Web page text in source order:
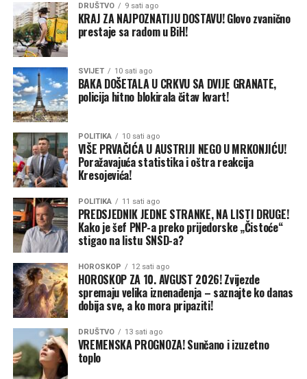
Suša i izrazito sušni uslovi zahvatili su čitav tok reke, a
posebno su izraženi na njenom izvorištu u Stenovitim
planinama. Otapanje snega obično predstavlja važan
izvor vode za reku, ali je prošle zime u slivu Kolorada
zabeležen najmanji snežni pokrivač otkako postoje
merenja.
To dodatno opterećuje poljoprivredu, industriju, divlji
svet i proizvođače hidroenergije, kao i oko 40 miliona
ljudi u sedam američkih saveznih država, plemenskim
zajednicama i Meksiku.
Godine prekomernog korišćenja vode, zajedno sa sušom i
rastom temperatura, iscrpljuju i jezero Mid i jezero
Pauel, drugu najveću akumulaciju u SAD. Oba rezervoara
decenija.Američki savezni zvaničnici saopštili su u
četvrtak da neće ispuštati hladnu vodu iz jezera Pauel
preko brane Glen Kanjon na severu Arizone, kako bi
zaštitili ugroženu autohtonu vrstu ribe, grbavog klena
(humpback chub), čije se stanište nalazi između dva
rezervoara.
DRUŠTVO 9 sati ago
KRAJ ZA NAJPOZNATIJU DOSTAVU! Glovo zvanično
prestaje sa radom u BiH!
SVIJET 10 sati ago
BAKA DOŠETALA U CRKVU SA DVIJE GRANATE,
policija hitno blokirala čitav kvart!
POLITIKA 10 sati ago
VIŠE PRVAČIĆA U AUSTRIJI NEGO U MRKONJIĆU!
Poražavajuća statistika i oštra reakcija
Kresojevića!
POLITIKA 11 sati ago
PREDSJEDNIK JEDNE STRANKE, NA LISTI DRUGE!
Kako je šef PNP-a preko prijedorske „Čistoće“
stigao na listu SNSD-a?
HOROSKOP 12 sati ago
HOROSKOP ZA 10. AVGUST 2026! Zvijezde
spremaju velika iznenađenja – saznajte ko danas
dobija sve, a ko mora pripaziti!
DRUŠTVO 13 sati ago
VREMENSKA PROGNOZA! Sunčano i izuzetno
toplo